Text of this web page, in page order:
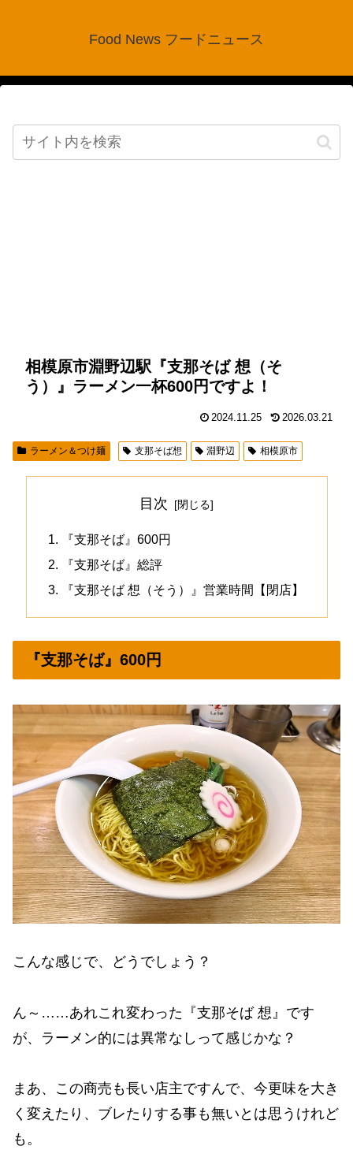
Food News フードニュース
相模原市淵野辺駅『支那そば 想（そ
う）』ラーメン一杯600円ですよ！
2024.11.25 2026.03.21
ラーメン＆つけ麺 支那そば想 淵野辺 相模原市
目次
『支那そば』600円
『支那そば』総評
『支那そば 想（そう）』営業時間【閉店】
『支那そば』600円
こんな感じで、どうでしょう？
ん～……あれこれ変わった『支那そば 想』です
が、ラーメン的には異常なしって感じかな？
まあ、この商売も長い店主ですんで、今更味を大き
く変えたり、ブレたりする事も無いとは思うけれど
も。